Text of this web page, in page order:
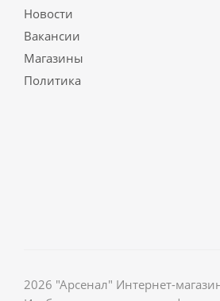
Новости
Вакансии
Магазины
Политика
2026 "Арсенал" Интернет-